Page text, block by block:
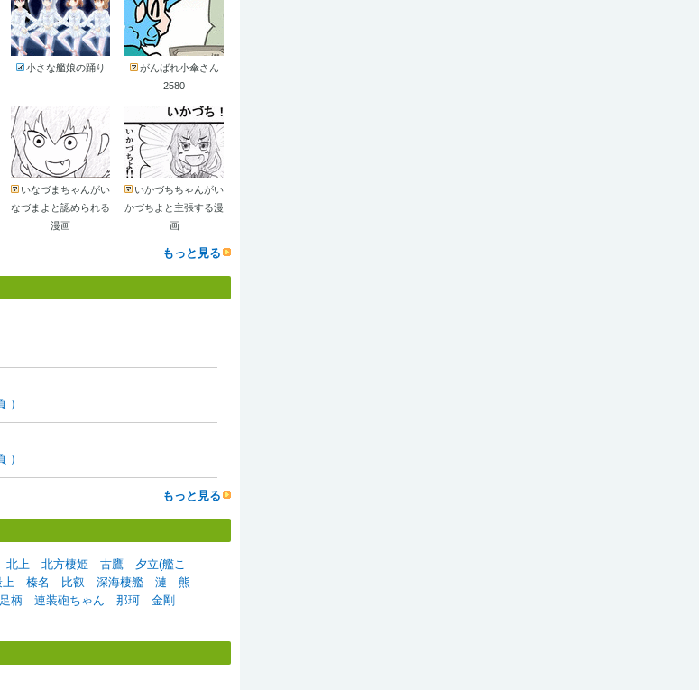
小さな艦娘の踊り
がんばれ小傘さん
2580
いなづまちゃんがい
なづまよと認められる
漫画
いかづちちゃんがい
かづちよと主張する漫
画
もっと見る
）
）
もっと見る
北上 北方棲姫 古鷹
夕立(艦こ
上 榛名 比叡 深海棲艦 漣
熊
足柄 連装砲ちゃん 那珂
金剛